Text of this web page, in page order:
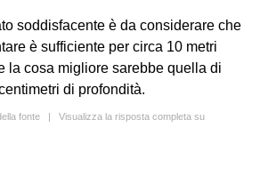
soddisfacente è da considerare che
è sufficiente per circa 10 metri
la cosa migliore sarebbe quella di
di profondità.
fonte | Visualizza la risposta completa su